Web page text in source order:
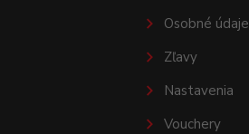
Osobné údaje
Zľavy
Nastavenia
Vouchery